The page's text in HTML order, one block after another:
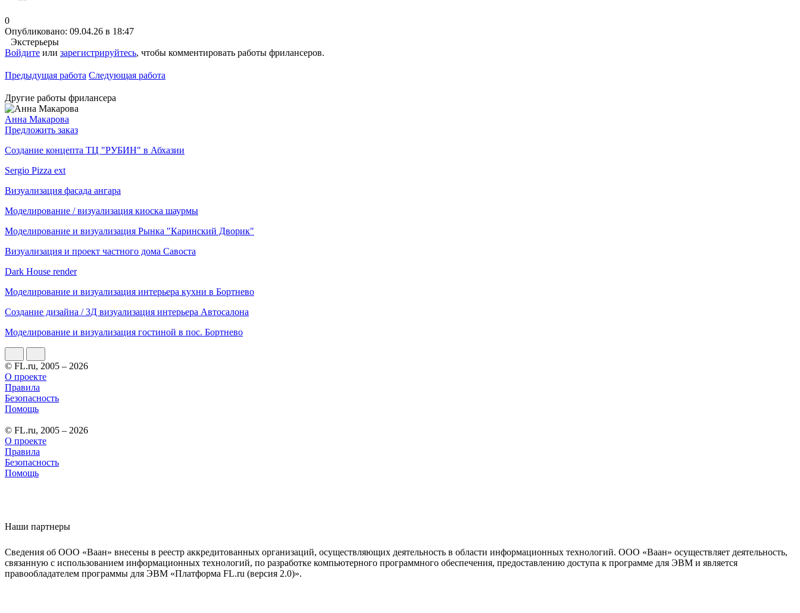
0
Опубликовано: 09.04.26 в 18:47
Экстерьеры
Войдите или зарегистрируйтесь, чтобы комментировать работы фрилансеров.
Предыдущая работа Следующая работа
Другие работы фрилансера
Анна Макарова
Предложить заказ
Создание концепта ТЦ "РУБИН" в Абхазии
Sergio Pizza ext
Визуализация фасада ангара
Моделирование / визуализация киоска шаурмы
Моделирование и визуализация Рынка "Каринский Дворик"
Визуализация и проект частного дома Савоста
Dark House render
Моделирование и визуализация интерьера кухни в Бортнево
Создание дизайна / 3Д визуализация интерьера Автосалона
Моделирование и визуализация гостиной в пос. Бортнево
© FL.ru, 2005 – 2026
О проекте
Правила
Безопасность
Помощь
© FL.ru, 2005 – 2026
О проекте
Правила
Безопасность
Помощь
Наши партнеры
Сведения об ООО «Ваан» внесены в реестр аккредитованных организаций, осуществляющих деятельность в области информационных технологий. ООО «Ваан» осуществляет деятельность,
связанную с использованием информационных технологий, по разработке компьютерного программного обеспечения, предоставлению доступа к программе для ЭВМ и является
правообладателем программы для ЭВМ «Платформа FL.ru (версия 2.0)».